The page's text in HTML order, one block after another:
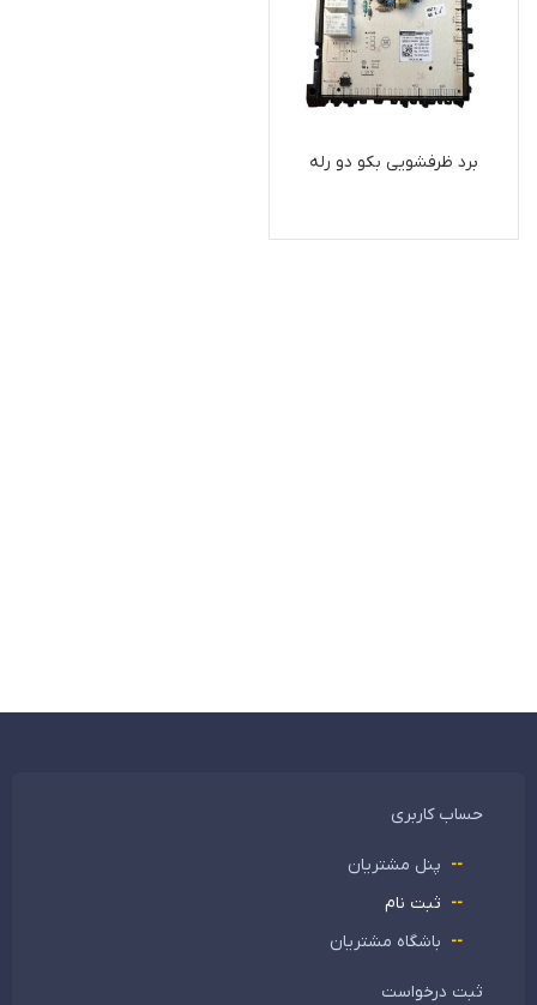
برد ظرفشویی بکو دو رله
حساب کاربری
پنل مشتریان
ثبت نام
باشگاه مشتریان
ثبت درخواست